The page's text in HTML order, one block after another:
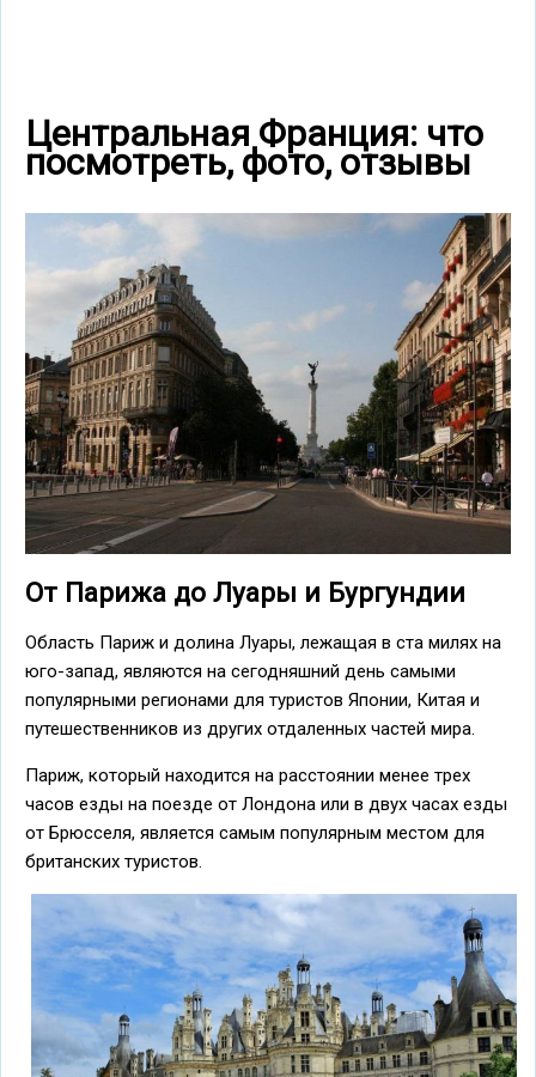
Центральная Франция: что
посмотреть, фото, отзывы
От Парижа до Луары и Бургундии
Область Париж и долина Луары, лежащая в ста милях на
юго-запад, являются на сегодняшний день самыми
популярными регионами для туристов Японии, Китая и
путешественников из других отдаленных частей мира.
Париж, который находится на расстоянии менее трех
часов езды на поезде от Лондона или в двух часах езды
от Брюсселя, является самым популярным местом для
британских туристов.